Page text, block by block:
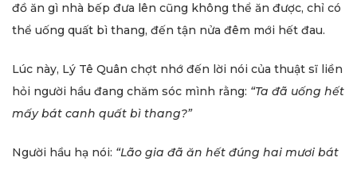
đồ ăn gì nhà bếp đưa lên cũng không thể ăn được, chỉ có
thể uống quất bì thang, đến tận nửa đêm mới hết đau.
Lúc này, Lý Tê Quân chợt nhớ đến lời nói của thuật sĩ liền
hỏi người hầu đang chăm sóc mình rằng: “Ta đã uống hết
mấy bát canh quất bì thang?”
Người hầu hạ nói: “Lão gia đã ăn hết đúng hai mươi bát